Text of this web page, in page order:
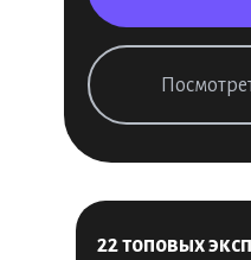
22 топовых